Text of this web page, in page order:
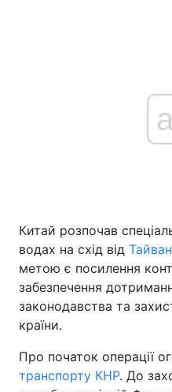
Китай розпочав
водах на схід від
метою є посилення
забезпечення
законодавства та
країни.
Про початок операції
транспорту КНР. До